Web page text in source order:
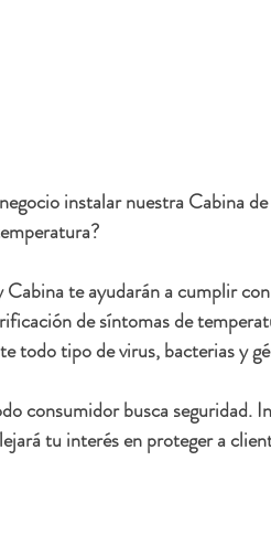
instalar nuestra Cabina
te ayudarán a cumplir
de síntomas de
todo tipo de virus, bacterias y
consumidor busca seguridad.
tu interés en proteger a